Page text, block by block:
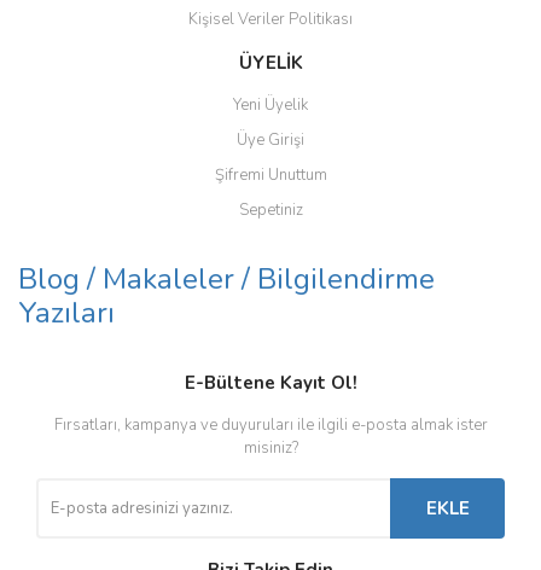
Kişisel Veriler Politikası
ÜYELİK
Yeni Üyelik
Üye Girişi
Şifremi Unuttum
Sepetiniz
Blog / Makaleler / Bilgilendirme
Yazıları
E-Bültene Kayıt Ol!
Fırsatları, kampanya ve duyuruları ile ilgili e-posta almak ister
misiniz?
EKLE